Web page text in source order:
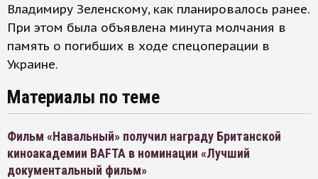
Владимиру Зеленскому, как планировалось ранее.
При этом была объявлена минута молчания в
память о погибших в ходе спецоперации в
Украине.
Материалы по теме
Фильм «Навальный» получил награду Британской
киноакадемии BAFTA в номинации «Лучший
документальный фильм»